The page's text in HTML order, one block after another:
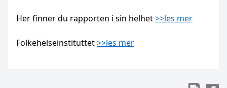
Her finner du rapporten i sin helhet>>les mer
Folkehelseinstituttet>>les mer